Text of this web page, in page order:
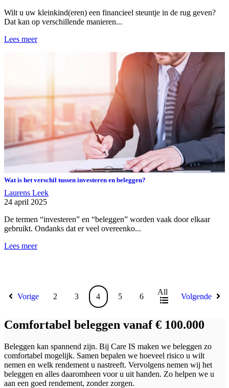
Wilt u uw kleinkind(eren) een financieel steuntje in de rug geven?
Dat kan op verschillende manieren...
Lees meer
Wat is het verschil tussen investeren en beleggen?
Laurens Leek
24 april 2025
De termen “investeren” en “beleggen” worden vaak door elkaar
gebruikt. Ondanks dat er veel overeenko...
Lees meer
Vorige 2 3 4 5 6
All
Volgende
Comfortabel beleggen vanaf € 100.000
Beleggen kan spannend zijn. Bij Care IS maken we beleggen zo
comfortabel mogelijk. Samen bepalen we hoeveel risico u wilt
nemen en welk rendement u nastreeft. Vervolgens nemen wij het
beleggen en alles daaromheen voor u uit handen. Zo helpen we u
aan een goed rendement, zonder zorgen.